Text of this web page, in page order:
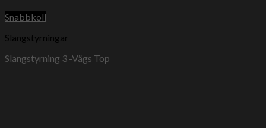
Snabbkoll
Slangstyrningar
Slangstyrning 3 -Vägs Top